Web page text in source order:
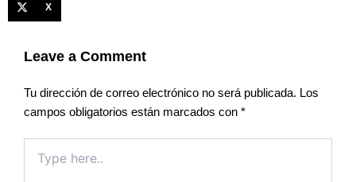
X
Leave a Comment
Tu dirección de correo electrónico no será publicada. Los
campos obligatorios están marcados con *
here..